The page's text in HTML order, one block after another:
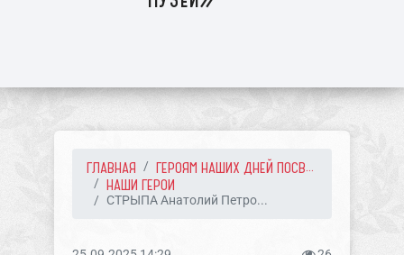
ГЛАВНАЯ
ГЕРОЯМ НАШИХ ДНЕЙ ПОСВ...
НАШИ ГЕРОИ
СТРЫПА Анатолий Петро...